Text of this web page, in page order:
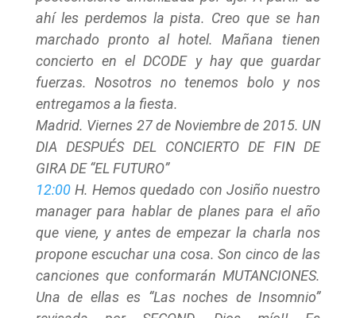
ahí les perdemos la pista. Creo que se han
marchado pronto al hotel. Mañana tienen
concierto en el DCODE y hay que guardar
fuerzas. Nosotros no tenemos bolo y nos
entregamos a la fiesta.
Madrid. Viernes 27 de Noviembre de 2015. UN
DIA DESPUÉS DEL CONCIERTO DE FIN DE
GIRA DE “EL FUTURO”
12:00H. Hemos quedado con Josiño nuestro
manager para hablar de planes para el año
que viene, y antes de empezar la charla nos
propone escuchar una cosa. Son cinco de las
canciones que conformarán MUTANCIONES.
Una de ellas es “Las noches de Insomnio”